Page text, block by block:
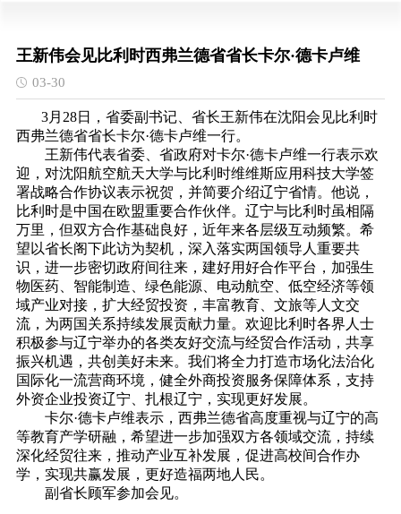
王新伟会见比利时西弗兰德省省长卡尔·德卡卢维
03-30
3月28日，省委副书记、省长王新伟在沈阳会见比利时
西弗兰德省省长卡尔·德卡卢维一行。
王新伟代表省委、省政府对卡尔·德卡卢维一行表示欢
迎，对沈阳航空航天大学与比利时维维斯应用科技大学签
署战略合作协议表示祝贺，并简要介绍辽宁省情。他说，
比利时是中国在欧盟重要合作伙伴。辽宁与比利时虽相隔
万里，但双方合作基础良好，近年来各层级互动频繁。希
望以省长阁下此访为契机，深入落实两国领导人重要共
识，进一步密切政府间往来，建好用好合作平台，加强生
物医药、智能制造、绿色能源、电动航空、低空经济等领
域产业对接，扩大经贸投资，丰富教育、文旅等人文交
流，为两国关系持续发展贡献力量。欢迎比利时各界人士
积极参与辽宁举办的各类友好交流与经贸合作活动，共享
振兴机遇，共创美好未来。我们将全力打造市场化法治化
国际化一流营商环境，健全外商投资服务保障体系，支持
外资企业投资辽宁、扎根辽宁，实现更好发展。
卡尔·德卡卢维表示，西弗兰德省高度重视与辽宁的高
等教育产学研融，希望进一步加强双方各领域交流，持续
深化经贸往来，推动产业互补发展，促进高校间合作办
学，实现共赢发展，更好造福两地人民。
副省长顾军参加会见。